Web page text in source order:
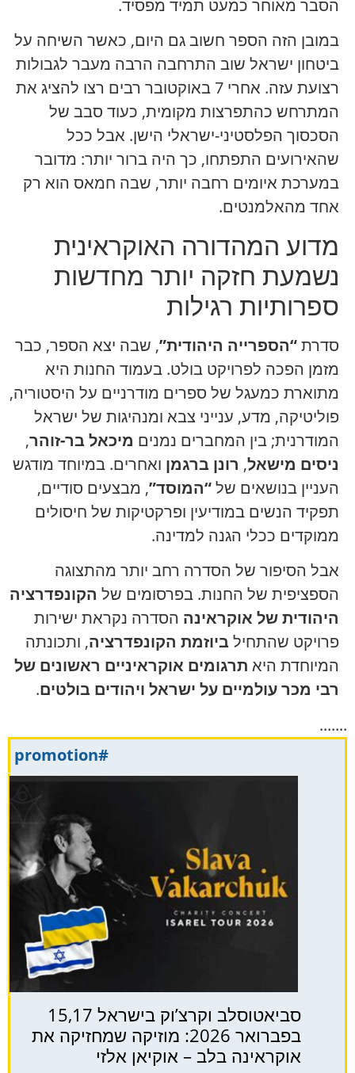
הסבר מאוחר כמעט תמיד מפסיד.
במובן הזה הספר חשוב גם היום, כאשר השיחה על
ביטחון ישראל שוב התרחבה הרבה מעבר לגבולות
רצועת עזה. אחרי 7 באוקטובר רבים רצו להציג את
המתרחש כהתפרצות מקומית, כעוד סבב של
הסכסוך הפלסטיני-ישראלי הישן. אבל ככל
שהאירועים התפתחו, כך היה ברור יותר: מדובר
במערכת איומים רחבה יותר, שבה חמאס הוא רק
אחד מהאלמנטים.
מדוע המהדורה האוקראינית
נשמעת חזקה יותר מחדשות
ספרותיות רגילות
סדרת“הספרייה היהודית”, שבה יצא הספר, כבר
מזמן הפכה לפרויקט בולט. בעמוד החנות היא
מתוארת כמעגל של ספרים מודרניים על היסטוריה,
פוליטיקה, מדע, ענייני צבא ומנהיגות של ישראל
המודרנית; בין המחברים נמנים מיכאל בר-זוהר,
ניסים מישאל, רונן ברגמן ואחרים. במיוחד מודגש
העניין בנושאים של“המוסד”, מבצעים סודיים,
תפקיד הנשים במודיעין ופרקטיקות של חיסולים
ממוקדים ככלי הגנה למדינה.
אבל הסיפור של הסדרה רחב יותר מהתצוגה
הספציפית של החנות. בפרסומים של הקונפדרציה
היהודית של אוקראינה הסדרה נקראת ישירות
פרויקט שהתחיל ביוזמת הקונפדרציה, ותכונתה
המיוחדת היא תרגומים אוקראיניים ראשונים של
רבי מכר עולמיים על ישראל ויהודים בולטים.
.......
#promotion
סביאטוסלב וקרצ’וק בישראל 15,17
בפברואר 2026: מוזיקה שמחזיקה את
אוקראינה בלב – אוקיאן אלזי